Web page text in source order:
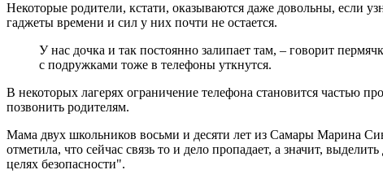
Некоторые родители, кстати, оказываются даже довольны, если
гаджеты времени и сил у них почти не остается.
У нас дочка и так постоянно залипает там, – говорит
с подружками тоже в телефоны уткнутся.
В некоторых лагерях ограничение телефона становится частью
позвонить родителям.
Мама двух школьников восьми и десяти лет из Самары Марина
отметила, что сейчас связь то и дело пропадает, а значит,
целях безопасности".